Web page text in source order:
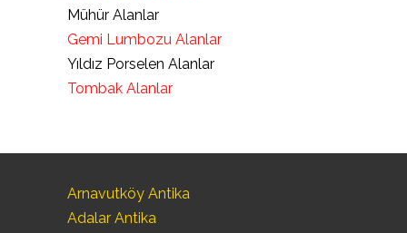
Mühür Alanlar
Gemi Lumbozu Alanlar
Yıldız Porselen Alanlar
Tombak Alanlar
Arnavutköy Antika
Adalar Antika